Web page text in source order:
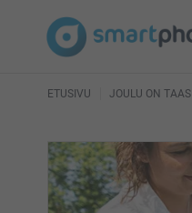
ETUSIVU JOULU ON TAAS